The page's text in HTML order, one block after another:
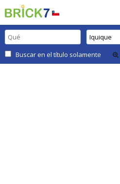
Buscar en el título solamente